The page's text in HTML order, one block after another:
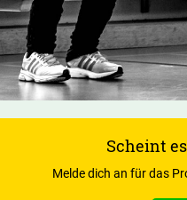
Scheint
Melde dich an für das